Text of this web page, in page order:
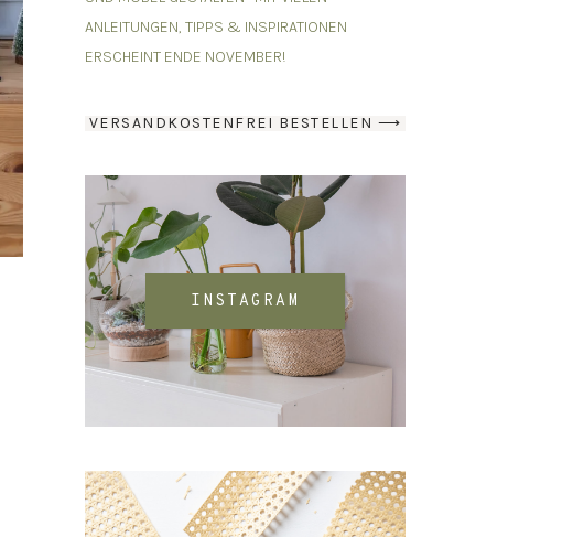
ANLEITUNGEN, TIPPS & INSPIRATIONEN
ERSCHEINT ENDE NOVEMBER!
VERSANDKOSTENFREI BESTELLEN ⟶
INSTAGRAM